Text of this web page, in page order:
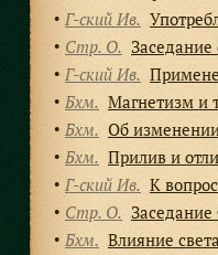
● Г-ский Ив.
● Стр. О. Заседание
● Г-ский Ив.
● Бхм. Магнетизм и
● Бхм. Об
● Бхм. Прилив и
● Г-ский Ив. К
● Стр. О.
● Бхм. Влияние